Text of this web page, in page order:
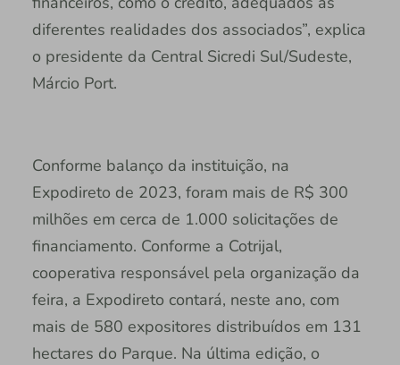
diferentes realidades dos associados”, explica
o presidente da Central Sicredi Sul/Sudeste,
Márcio Port.
Conforme balanço da instituição, na
Expodireto de 2023, foram mais de R$ 300
milhões em cerca de 1.000 solicitações de
financiamento. Conforme a Cotrijal,
cooperativa responsável pela organização da
feira, a Expodireto contará, neste ano, com
mais de 580 expositores distribuídos em 131
hectares do Parque. Na última edição, o